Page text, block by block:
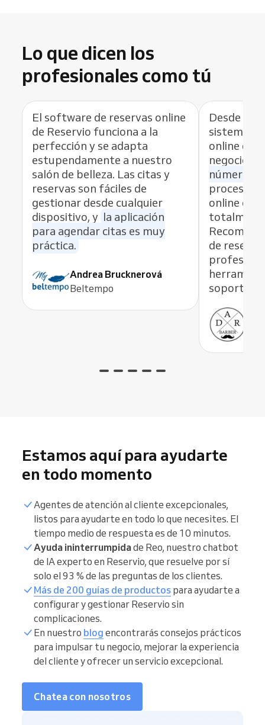
Lo que dicen los
profesionales como tú
El software de reservas online
de Reservio funciona a la
perfección y se adapta
estupendamente a nuestro
salón de belleza. Las citas y
reservas son fáciles de
gestionar desde cualquier
dispositivo, y la aplicación
para agendar citas es muy
práctica.
Andrea Brucknerová
Beltempo
Desde
sistema
online de
negocio,
número
proceso
online es
de
soporte
Estamos aquí para ayudarte
en todo momento
Agentes de atención al cliente excepcionales,
listos para ayudarte en todo lo que necesites. El
tiempo medio de respuesta es de 10 minutos.
Ayuda ininterrumpidade Reo, nuestro chatbot
de IA experto en Reservio, que resuelve por sí
solo el 93 % de las preguntas de los clientes.
Más de 200 guías de productos para ayudarte a
configurar y gestionar Reservio sin
complicaciones.
En nuestro blog encontrarás consejos prácticos
para impulsar tu negocio, mejorar la experiencia
del cliente y ofrecer un servicio excepcional.
Chatea con nosotros